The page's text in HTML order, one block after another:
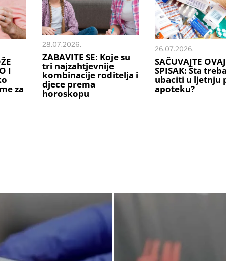
I
za
28.07.2026.
ZABAVITE SE: Koje su
tri najzahtjevnije
kombinacije roditelja i
djece prema
horoskopu
26.07.2026.
SAČUVAJTE OVAJ
SPISAK: Šta
ubaciti u ljetnju
apoteku?